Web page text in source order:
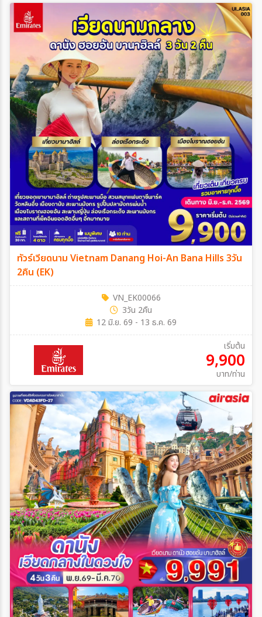
ทัวร์เวียดนาม Vietnam Danang Hoi-An Bana Hills 3วัน
2คืน (EK)
VN_EK00066
3วัน 2คืน
12 มิ.ย. 69 - 13 ธ.ค. 69
เริ่มต้น
9,900
บาท/ท่าน